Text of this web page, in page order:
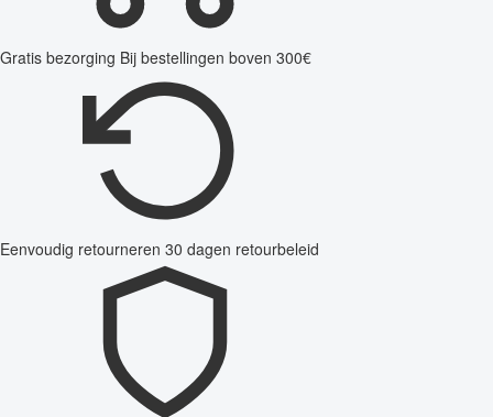
Gratis bezorging Bij bestellingen boven 300€
Eenvoudig retourneren 30 dagen retourbeleid